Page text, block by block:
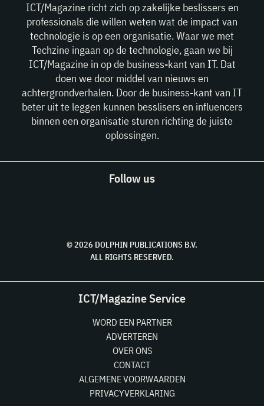
ICT/Magazine richt zich op zakelijke beslissers en
professionals die willen weten wat de impact van
technologie is op een organisatie. Waar we met
Techzine ingaan op de technologie, gaan we bij
ICT/Magazine in op de business-kant van IT. Dat
doen we door middel van nieuws en
achtergrondverhalen. Door de business-kant van IT
beter uit te leggen kunnen besslisers en influencers
binnen een organisatie sturen richting de juiste
oplossingen.
Follow us
© 2026 DOLPHIN PUBLICATIONS B.V.
ALL RIGHTS RESERVED.
ICT/Magazine Service
WORD EEN PARTNER
ADVERTEREN
OVER ONS
CONTACT
ALGEMENE VOORWAARDEN
PRIVACYVERKLARING